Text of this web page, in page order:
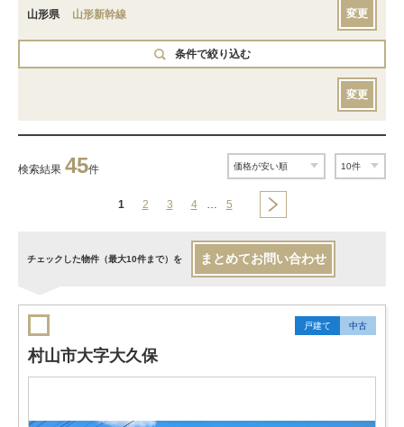
山形県 山形新幹線 変更
条件で絞り込む
変更
検索結果 45件
1 2 3 4 … 5
チェックした物件（最大10件まで）を まとめてお問い合わせ
戸建て 中古
村山市大字大久保